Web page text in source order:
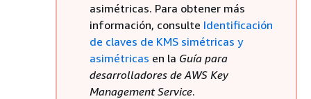
asimétricas. Para obtener más
información, consulte Identificación
de claves de KMS simétricas y
asimétricas en la Guía para
desarrolladores de AWS Key
Management Service.